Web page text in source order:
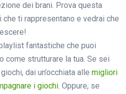
dei brani. Prova questa
ti rappresentano e vedrai che
fantastiche che puoi
come strutturare la tua. Se sei
dai un’occhiata alle migliori
i giochi. Oppure, se